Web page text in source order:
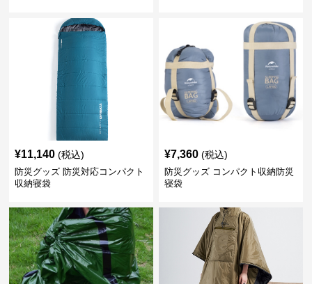
¥11,140 (税込)
防災グッズ 防災対応コンパクト
収納寝袋
¥7,360 (税込)
防災グッズ コンパクト収納防災
寝袋